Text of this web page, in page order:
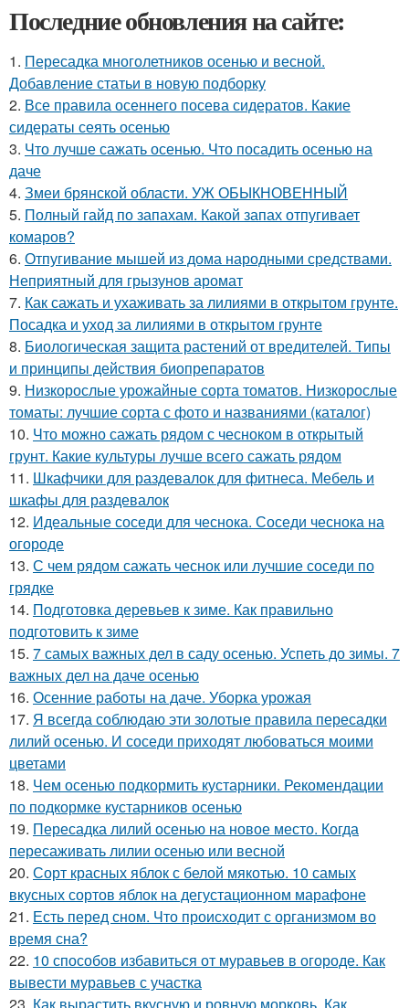
Последние обновления на сайте:
1. Пересадка многолетников осенью и весной.
Добавление статьи в новую подборку
2. Все правила осеннего посева сидератов. Какие
сидераты сеять осенью
3. Что лучше сажать осенью. Что посадить осенью на
даче
4. Змеи брянской области. УЖ ОБЫКНОВЕННЫЙ
5. Полный гайд по запахам. Какой запах отпугивает
комаров?
6. Отпугивание мышей из дома народными средствами.
Неприятный для грызунов аромат
7. Как сажать и ухаживать за лилиями в открытом грунте.
Посадка и уход за лилиями в открытом грунте
8. Биологическая защита растений от вредителей. Типы
и принципы действия биопрепаратов
9. Низкорослые урожайные сорта томатов. Низкорослые
томаты: лучшие сорта с фото и названиями (каталог)
10. Что можно сажать рядом с чесноком в открытый
грунт. Какие культуры лучше всего сажать рядом
11. Шкафчики для раздевалок для фитнеса. Мебель и
шкафы для раздевалок
12. Идеальные соседи для чеснока. Соседи чеснока на
огороде
13. С чем рядом сажать чеснок или лучшие соседи по
грядке
14. Подготовка деревьев к зиме. Как правильно
подготовить к зиме
15. 7 самых важных дел в саду осенью. Успеть до зимы. 7
важных дел на даче осенью
16. Осенние работы на даче. Уборка урожая
17. Я всегда соблюдаю эти золотые правила пересадки
лилий осенью. И соседи приходят любоваться моими
цветами
18. Чем осенью подкормить кустарники. Рекомендации
по подкормке кустарников осенью
19. Пересадка лилий осенью на новое место. Когда
пересаживать лилии осенью или весной
20. Сорт красных яблок с белой мякотью. 10 самых
вкусных сортов яблок на дегустационном марафоне
21. Есть перед сном. Что происходит с организмом во
время сна?
22. 10 способов избавиться от муравьев в огороде. Как
вывести муравьев с участка
23. Как вырастить вкусную и ровную морковь. Как